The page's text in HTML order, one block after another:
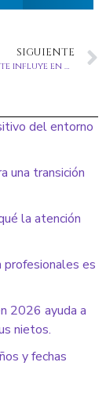
SIGUIENTE
Cómo el deporte influye en nuestra vejez: una vida activa y saludable
del entorno
una transición
la atención
profesionales es
2026 ayuda a
nietos.
y fechas